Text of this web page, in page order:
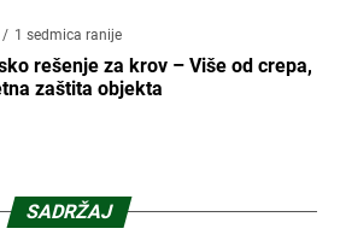
1 sedmica ranije
rešenje za krov – Više od crepa,
zaštita objekta
SADRŽAJ